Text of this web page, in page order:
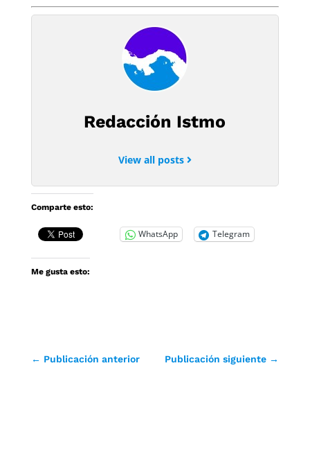
Redacción Istmo
View all posts
Comparte esto:
WhatsApp Telegram
Me gusta esto:
← Publicación anterior Publicación siguiente →